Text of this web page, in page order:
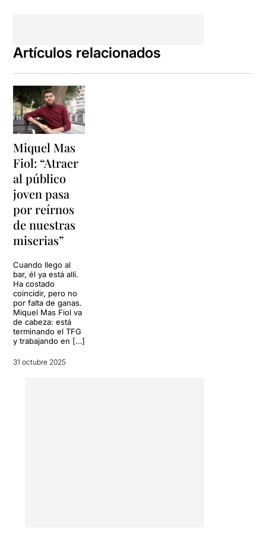
Artículos relacionados
Miquel Mas
Fiol: “Atraer
al público
joven pasa
por reírnos
de nuestras
miserias”
Cuando llego al
bar, él ya está allí.
Ha costado
coincidir, pero no
por falta de ganas.
Miquel Mas Fiol va
de cabeza: está
terminando el TFG
y trabajando en […]
31 octubre 2025